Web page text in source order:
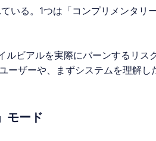
いる。1つは「コンプリメンタリ
ルビアルを実際にバーンするリス
ーザーや、まずシステムを理解し
モード